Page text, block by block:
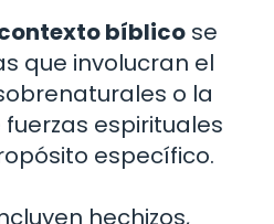
bíblico se
que involucran el
o la
espirituales
específico.
hechizos,